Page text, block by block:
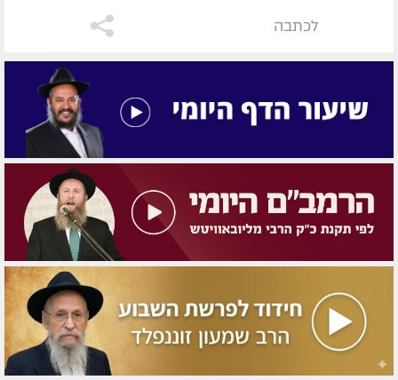
לכתבה